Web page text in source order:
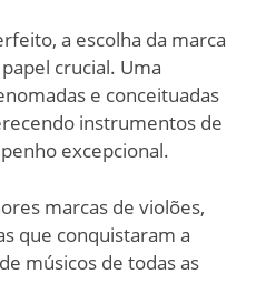
a escolha da marca
crucial. Uma
e conceituadas
instrumentos de
excepcional.
marcas de violões,
que conquistaram a
músicos de todas as